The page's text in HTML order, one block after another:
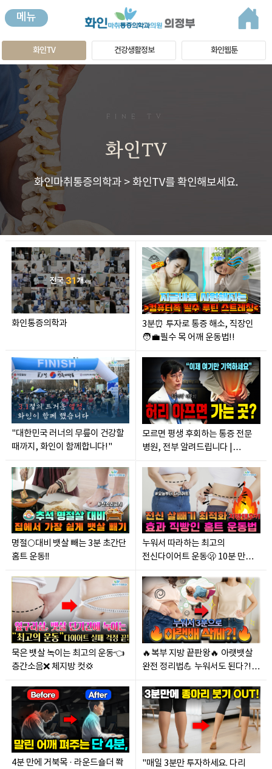
메뉴
화인TV 건강생활정보 화인웹툰
FINE TV
화인TV
화인마취통증의학과 > 화인TV를 확인해보세요.
화인통증의학과
3분⏰ 투자로 통증 해소, 직장인
🧑‍💼필수 목 어깨 운동법!!
"대한민국 러너의 무릎이 건강할
때까지, 화인이 함께합니다!"
모르면 평생 후회하는 통증 전문
병원, 전부 알려드립니다 |
명절🌕대비 뱃살 빼는 3분 초간단
홈트 운동‼️
누워서 따라하는 최고의
전신다이어트 운동🫢 10분 만에
묵은 뱃살 녹이는 최고의 운동👈
층간소음❌ 체지방 컷💢
🔥복부 지방 끝판왕🔥 아랫뱃살
완전 정리법💪 누워서도 된다?!
4분 만에 거북목 · 라운드숄더 쫙
"매일 3분만 투자하세요. 다리